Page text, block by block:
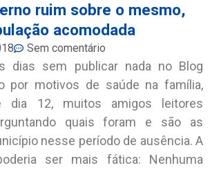
ruim sobre o mesmo,
acomodada
Sem comentário
dias sem publicar nada no Blog
por motivos de saúde na família,
dia 12, muitos amigos leitores
quais foram e são as
nesse período de ausência. A
ser mais fática: Nenhuma